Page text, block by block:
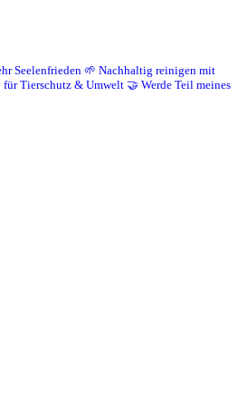
Seelenfrieden 🌱 Nachhaltig reinigen mit
Tierschutz & Umwelt 🤝 Werde Teil meines